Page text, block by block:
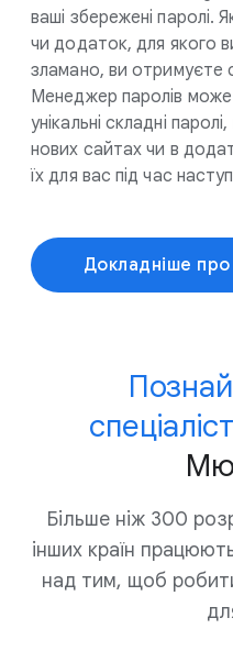
ваші збережені
чи додаток, для якого
зламано, ви отримуєте
Менеджер паролів
унікальні складні
нових сайтах чи в
їх для вас під час
Докладніше
Більше ніж 300
інших країн
над тим, щоб